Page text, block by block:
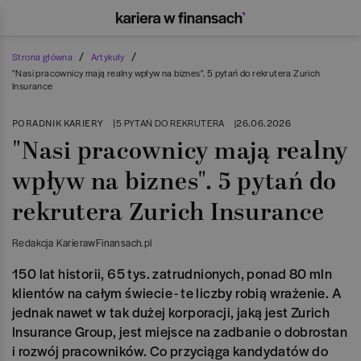
Strona główna / Artykuły /
"Nasi pracownicy mają realny wpływ na biznes". 5 pytań do rekrutera Zurich
Insurance
PORADNIK KARIERY |5 PYTAŃ DO REKRUTERA |26.06.2026
"Nasi pracownicy mają realny
wpływ na biznes". 5 pytań do
rekrutera Zurich Insurance
Redakcja KarierawFinansach.pl
150 lat historii, 65 tys. zatrudnionych, ponad 80 mln
klientów na całym świecie - te liczby robią wrażenie. A
jednak nawet w tak dużej korporacji, jaką jest Zurich
Insurance Group, jest miejsce na zadbanie o dobrostan
i rozwój pracowników. Co przyciąga kandydatów do